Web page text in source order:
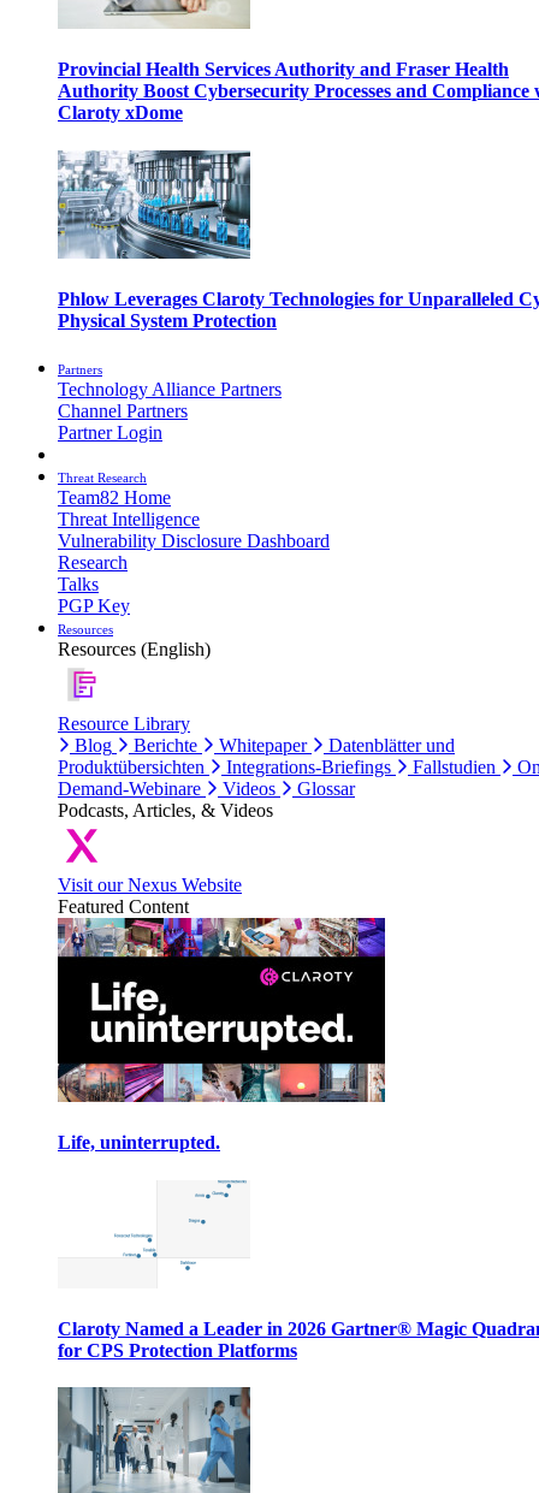
Provincial Health Services Authority and Fraser Health
Authority Boost Cybersecurity Processes and Compliance
Claroty xDome
Phlow Leverages Claroty Technologies for Unparalleled
Physical System Protection
Partners
Technology Alliance Partners
Channel Partners
Partner Login
Threat Research
Team82 Home
Threat Intelligence
Vulnerability Disclosure Dashboard
Research
Talks
PGP Key
Resources
Resources (English)
Resource Library
Blog
Berichte Whitepaper
Datenblätter und
Produktübersichten
Integrations-Briefings Fallstudien
Demand-Webinare
Videos
Glossar
Podcasts, Articles, & Videos
Visit our Nexus Website
Featured Content
Life, uninterrupted.
Claroty Named a Leader in 2026 Gartner® Magic
for CPS Protection Platforms